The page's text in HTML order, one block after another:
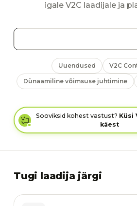
igale V2C laadijale ja
Uuendused V2C
Dünaamiline võimsuse juhtimine
Sooviksid kohest vastust? Küsi
käest
Tugi laadija järgi